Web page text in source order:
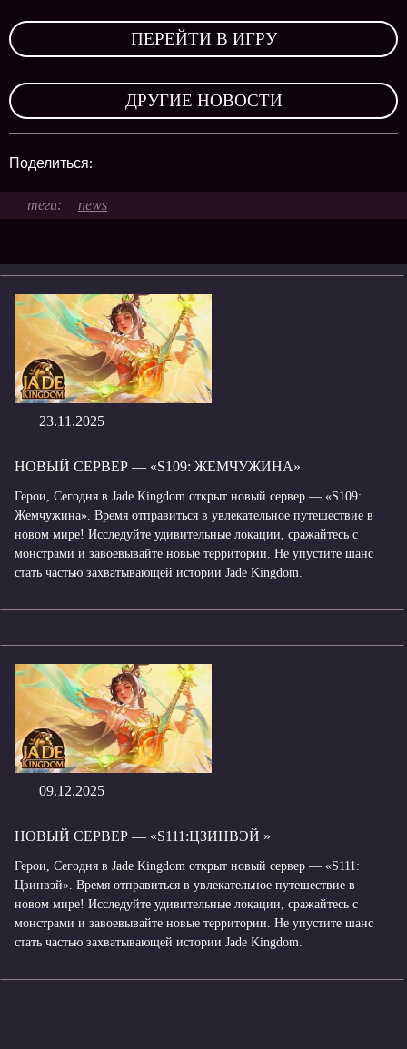
ПЕРЕЙТИ В ИГРУ
ДРУГИЕ НОВОСТИ
Поделиться:
news
23.11.2025
НОВЫЙ СЕРВЕР — «S109: ЖЕМЧУЖИНА»
Герои, Сегодня в Jade Kingdom открыт новый сервер — «S109:
Жемчужина». Время отправиться в увлекательное путешествие в
новом мире! Исследуйте удивительные локации, сражайтесь с
монстрами и завоевывайте новые территории. Не упустите шанс
стать частью захватывающей истории Jade Kingdom.
09.12.2025
НОВЫЙ СЕРВЕР — «S111:ЦЗИНВЭЙ »
Герои, Сегодня в Jade Kingdom открыт новый сервер — «S111:
Цзинвэй». Время отправиться в увлекательное путешествие в
новом мире! Исследуйте удивительные локации, сражайтесь с
монстрами и завоевывайте новые территории. Не упустите шанс
стать частью захватывающей истории Jade Kingdom.